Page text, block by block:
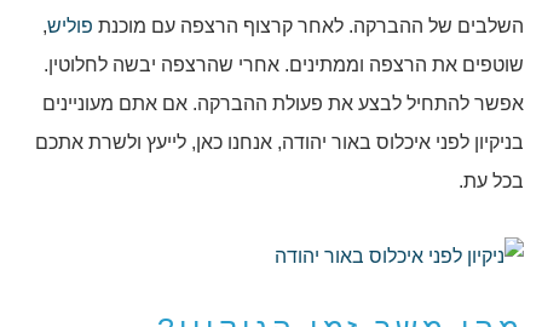
השלבים של ההברקה. לאחר קרצוף הרצפה עם מוכנת פוליש,
שוטפים את הרצפה וממתינים. אחרי שהרצפה יבשה לחלוטין.
אפשר להתחיל לבצע את פעולת ההברקה. אם אתם מעוניינים
בניקיון לפני איכלוס באור יהודה, אנחנו כאן, לייעץ ולשרת אתכם
בכל עת.